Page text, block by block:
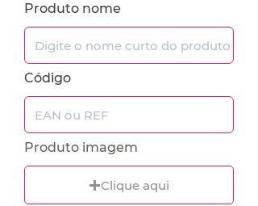
Produto nome
Código
Produto imagem
Clique aqui